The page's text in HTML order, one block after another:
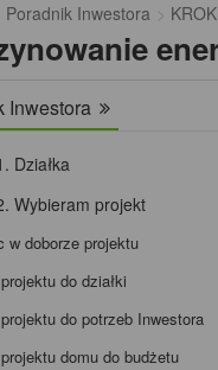
Poradnik Inwestora
Inwestora
Działka
Wybieram projekt
w doborze projektu
do działki
do potrzeb Inwestora
domu do budżetu